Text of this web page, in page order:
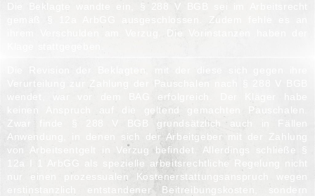
Die Beklagte wandte ein, § 288 V BGB sei im Arbeitsrecht
gemäß § 12a ArbGG ausgeschlossen. Zudem fehle es an
ihrem Verschulden am Verzug. Die Vorinstanzen haben der
Die Revision der Beklagten, mit der diese sich gegen ihre
wendet, war vor dem BAG erfolgreich. Der Kläger habe
keinen Anspruch auf die geltend gemachten Pauschalen.
Zwar finde § 288 V BGB grundsätzlich auch in Fällen
Anwendung, in denen sich der Arbeitgeber mit der Zahlung
von Arbeitsentgelt in Verzug befindet. Allerdings schließe §
12a I 1 ArbGG als spezielle arbeitsrechtliche Regelung nicht
nur einen prozessualen Kostenerstattungsanspruch wegen
erstinstanzlich entstandener Beitreibungskosten, sondern